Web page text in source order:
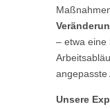
– etwa eine
angepasste
Unsere